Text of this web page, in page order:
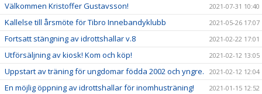
Välkommen Kristoffer Gustavsson! 2021-07-31 10:40
Kallelse till årsmöte för Tibro Innebandyklubb 2021-05-26 17:07
Fortsatt stängning av idrottshallar v.8 2021-02-22 17:01
Utförsäljning av kiosk! Kom och köp! 2021-02-12 13:05
Uppstart av träning för ungdomar födda 2002 och yngre. 2021-02-12 12:04
En möjlig öppning av idrottshallar för inomhusträning! 2021-01-15 12:52